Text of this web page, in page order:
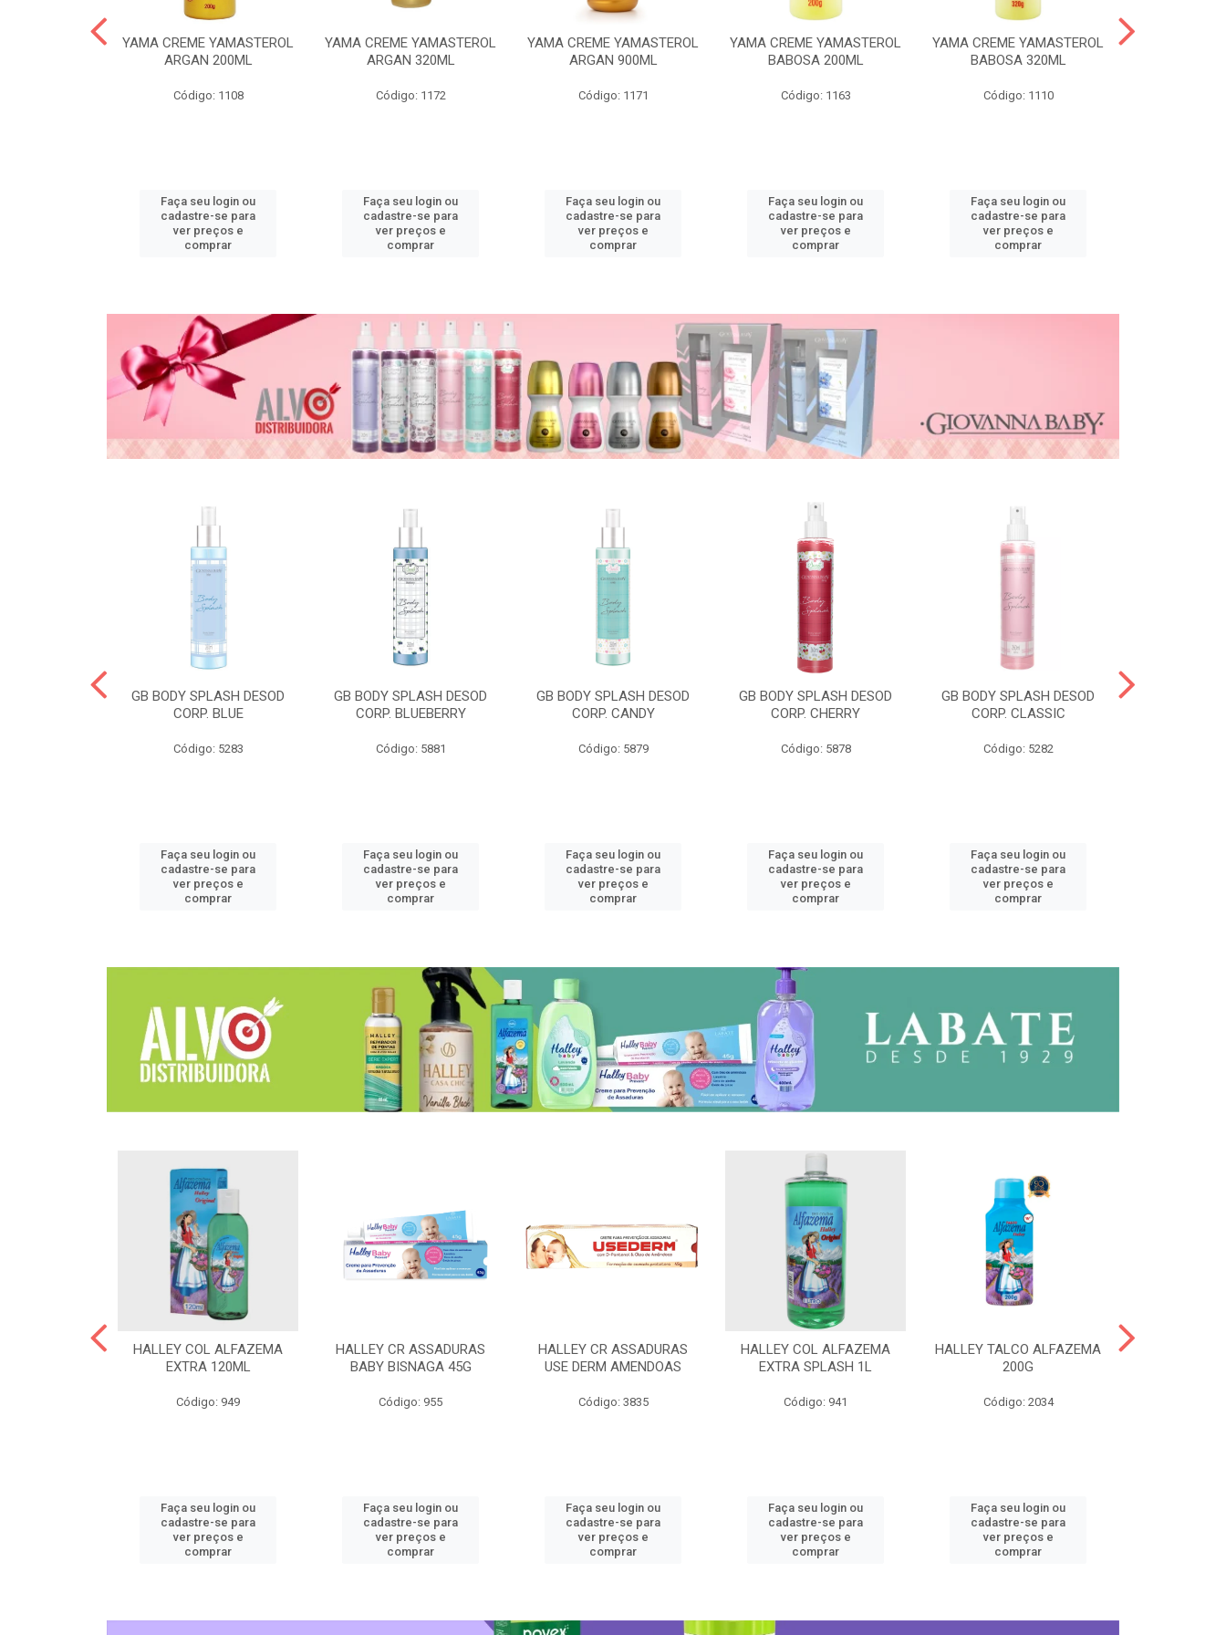
YAMA CREME YAMASTEROL
ARGAN 200ML
Código: 1108
Faça seu login ou
cadastre-se para
ver preços e
comprar
YAMA CREME YAMASTEROL
ARGAN 320ML
Código: 1172
Faça seu login ou
cadastre-se para
ver preços e
comprar
YAMA CREME YAMASTEROL
ARGAN 900ML
Código: 1171
Faça seu login ou
cadastre-se para
ver preços e
comprar
YAMA CREME YAMASTEROL
BABOSA 200ML
Código: 1163
Faça seu login ou
cadastre-se para
ver preços e
comprar
YAMA CREME YAMASTEROL
BABOSA 320ML
Código: 1110
Faça seu login ou
cadastre-se para
ver preços e
comprar
GB BODY SPLASH DESOD
CORP. BLUE
Código: 5283
Faça seu login ou
cadastre-se para
ver preços e
comprar
GB BODY SPLASH DESOD
CORP. BLUEBERRY
Código: 5881
Faça seu login ou
cadastre-se para
ver preços e
comprar
GB BODY SPLASH DESOD
CORP. CANDY
Código: 5879
Faça seu login ou
cadastre-se para
ver preços e
comprar
GB BODY SPLASH DESOD
CORP. CHERRY
Código: 5878
Faça seu login ou
cadastre-se para
ver preços e
comprar
GB BODY SPLASH DESOD
CORP. CLASSIC
Código: 5282
Faça seu login ou
cadastre-se para
ver preços e
comprar
HALLEY COL ALFAZEMA
EXTRA 120ML
Código: 949
Faça seu login ou
cadastre-se para
ver preços e
comprar
HALLEY CR ASSADURAS
BABY BISNAGA 45G
Código: 955
Faça seu login ou
cadastre-se para
ver preços e
comprar
HALLEY CR ASSADURAS
USE DERM AMENDOAS
Código: 3835
Faça seu login ou
cadastre-se para
ver preços e
comprar
HALLEY COL ALFAZEMA
EXTRA SPLASH 1L
Código: 941
Faça seu login ou
cadastre-se para
ver preços e
comprar
HALLEY TALCO ALFAZEMA
200G
Código: 2034
Faça seu login ou
cadastre-se para
ver preços e
comprar